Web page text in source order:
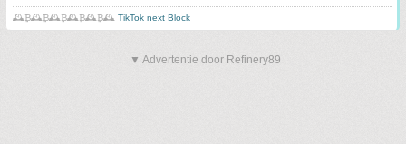
🕰️₿🕰️₿🕰️₿🕰️₿🕰️₿🕰️ TikTok next Block
▼ Advertentie door Refinery89